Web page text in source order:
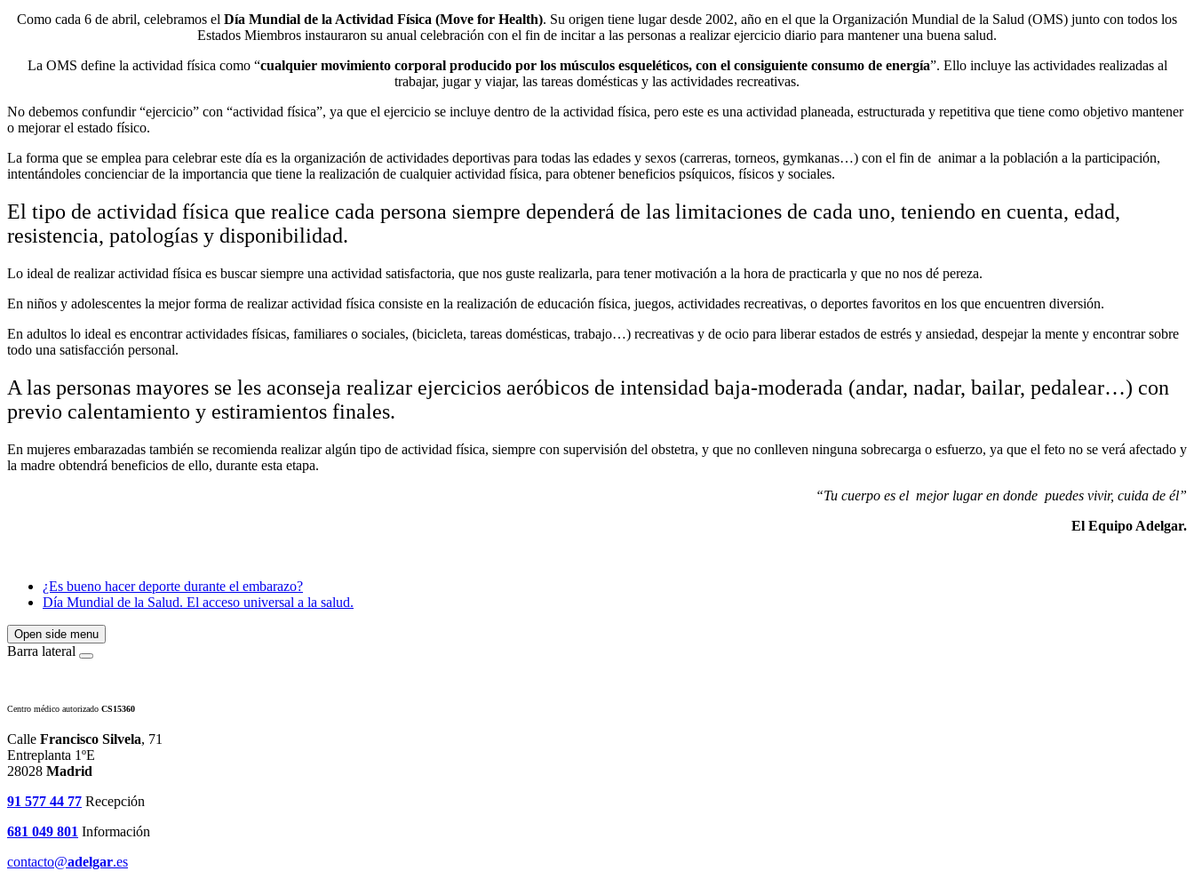
Como cada 6 de abril, celebramos el Día Mundial de la Actividad Física (Move for Health). Su origen tiene lugar desde 2002, año en el que la Organización Mundial de la Salud (OMS) junto con todos los
Estados Miembros instauraron su anual celebración con el fin de incitar a las personas a realizar ejercicio diario para mantener una buena salud.
La OMS define la actividad física como “cualquier movimiento corporal producido por los músculos esqueléticos, con el consiguiente consumo de energía”. Ello incluye las actividades realizadas al
trabajar, jugar y viajar, las tareas domésticas y las actividades recreativas.
No debemos confundir “ejercicio” con “actividad física”, ya que el ejercicio se incluye dentro de la actividad física, pero este es una actividad planeada, estructurada y repetitiva que tiene como objetivo mantener
o mejorar el estado físico.
La forma que se emplea para celebrar este día es la organización de actividades deportivas para todas las edades y sexos (carreras, torneos, gymkanas…) con el fin de animar a la población a la participación,
intentándoles concienciar de la importancia que tiene la realización de cualquier actividad física, para obtener beneficios psíquicos, físicos y sociales.
El tipo de actividad física que realice cada persona siempre dependerá de las limitaciones de cada uno, teniendo en cuenta, edad,
resistencia, patologías y disponibilidad.
Lo ideal de realizar actividad física es buscar siempre una actividad satisfactoria, que nos guste realizarla, para tener motivación a la hora de practicarla y que no nos dé pereza.
En niños y adolescentes la mejor forma de realizar actividad física consiste en la realización de educación física, juegos, actividades recreativas, o deportes favoritos en los que encuentren diversión.
En adultos lo ideal es encontrar actividades físicas, familiares o sociales, (bicicleta, tareas domésticas, trabajo…) recreativas y de ocio para liberar estados de estrés y ansiedad, despejar la mente y encontrar sobre
todo una satisfacción personal.
A las personas mayores se les aconseja realizar ejercicios aeróbicos de intensidad baja-moderada (andar, nadar, bailar, pedalear…) con
previo calentamiento y estiramientos finales.
En mujeres embarazadas también se recomienda realizar algún tipo de actividad física, siempre con supervisión del obstetra, y que no conlleven ninguna sobrecarga o esfuerzo, ya que el feto no se verá afectado y
la madre obtendrá beneficios de ello, durante esta etapa.
“Tu cuerpo es el mejor lugar en donde puedes vivir, cuida de él”
El Equipo Adelgar.
¿Es bueno hacer deporte durante el embarazo?
Día Mundial de la Salud. El acceso universal a la salud.
Open side menu
Barra lateral
Centro médico autorizado CS15360
Calle Francisco Silvela, 71
Entreplanta 1ºE
28028 Madrid
91 577 44 77 Recepción
681 049 801 Información
contacto@adelgar.es